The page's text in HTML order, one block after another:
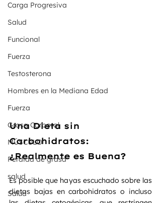
Carga Progresiva
Salud
Funcional
Fuerza
Testosterona
Hombres en la Mediana Edad
Fuerza
Grasa Corporal
MÚSCULO
Perdida de grasa
salud
Salud
Una Dieta sin
Carbohidratos:
¿Realmente es Buena?
Es posible que hayas escuchado sobre las
dietas bajas en carbohidratos o incluso